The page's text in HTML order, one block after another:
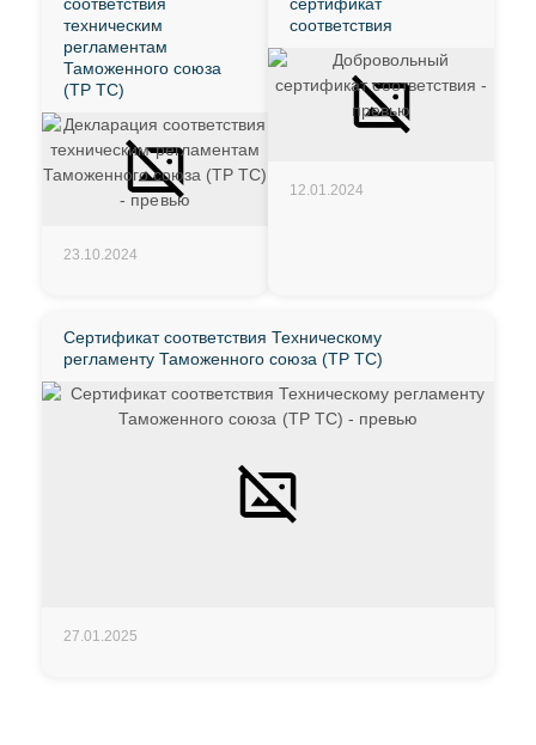
техническим
регламентам
Таможенного союза
(ТР ТС)
23.10.2024
соответствия
12.01.2024
Сертификат соответствия Техническому
регламенту Таможенного союза (ТР ТС)
27.01.2025